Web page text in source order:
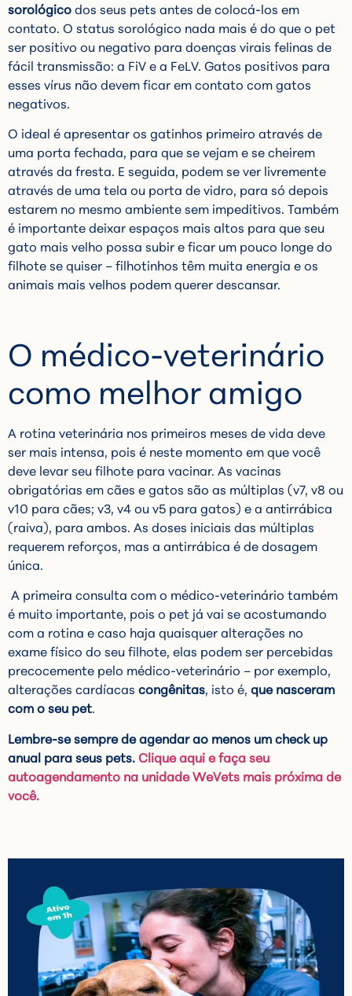
sorológico dos seus pets antes de colocá-los em
contato. O status sorológico nada mais é do que o pet
ser positivo ou negativo para doenças virais felinas de
fácil transmissão: a FiV e a FeLV. Gatos positivos para
esses vírus não devem ficar em contato com gatos
negativos.
O ideal é apresentar os gatinhos primeiro através de
uma porta fechada, para que se vejam e se cheirem
através da fresta. E seguida, podem se ver livremente
através de uma tela ou porta de vidro, para só depois
estarem no mesmo ambiente sem impeditivos. Também
é importante deixar espaços mais altos para que seu
gato mais velho possa subir e ficar um pouco longe do
filhote se quiser – filhotinhos têm muita energia e os
animais mais velhos podem querer descansar.
O médico-veterinário
como melhor amigo
A rotina veterinária nos primeiros meses de vida deve
ser mais intensa, pois é neste momento em que você
deve levar seu filhote para vacinar. As vacinas
obrigatórias em cães e gatos são as múltiplas (v7, v8 ou
v10 para cães; v3, v4 ou v5 para gatos) e a antirrábica
(raiva), para ambos. As doses iniciais das múltiplas
requerem reforços, mas a antirrábica é de dosagem
única.
A primeira consulta com o médico-veterinário também
é muito importante, pois o pet já vai se acostumando
com a rotina e caso haja quaisquer alterações no
exame físico do seu filhote, elas podem ser percebidas
precocemente pelo médico-veterinário – por exemplo,
alterações cardíacas congênitas, isto é, que nasceram
com o seu pet.
Lembre-se sempre de agendar ao menos um check up
anual para seus pets. Clique aqui e faça seu
autoagendamento na unidade WeVets mais próxima de
você.